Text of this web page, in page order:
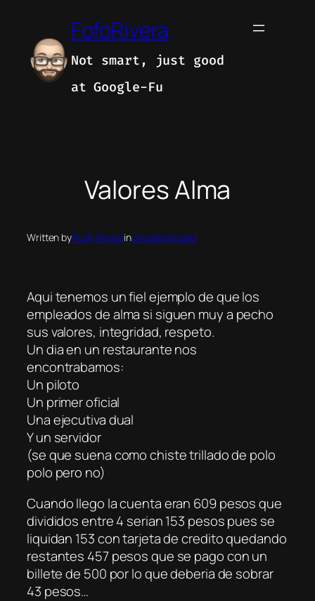
content
FofoRivera
Not smart, just good
at Google-Fu
Valores Alma
Written byRudy RiverainUncategorized
Aqui tenemos un fiel ejemplo de que los
empleados de alma si siguen muy a pecho
sus valores, integridad, respeto.
Un dia en un restaurante nos
encontrabamos:
Un piloto
Un primer oficial
Una ejecutiva dual
Y un servidor
(se que suena como chiste trillado de polo
polo pero no)
Cuando llego la cuenta eran 609 pesos que
divididos entre 4 serian 153 pesos pues se
liquidan 153 con tarjeta de credito quedando
restantes 457 pesos que se pago con un
billete de 500 por lo que deberia de sobrar
43 pesos…